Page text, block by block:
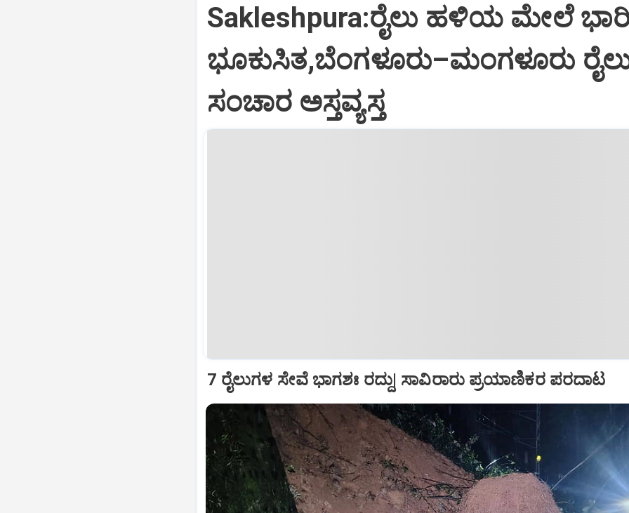
Sakleshpura:ರೈಲು ಹಳಿಯ ಮೇಲೆ
ಭೂಕುಸಿತ,ಬೆಂಗಳೂರು–ಮಂಗಳೂರು
ಸಂಚಾರ ಅಸ್ತವ್ಯಸ್ತ
7 ರೈಲುಗಳ ಸೇವೆ ಭಾಗಶಃ ರದ್ದು| ಸಾವಿರಾರು ಪ್ರಯಾಣಿಕರ ಪರದಾಟ